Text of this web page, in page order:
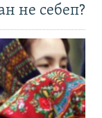
не себеп?